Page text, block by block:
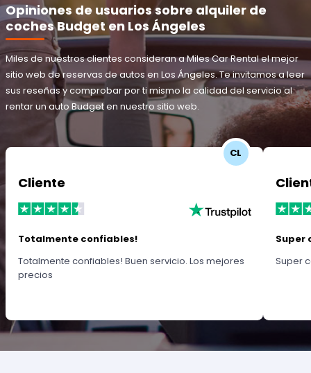
Opiniones de usuarios sobre alquiler de
coches Budget en Los Ángeles
Miles de nuestros clientes consideran a Miles Car Rental el mejor
sitio web de reservas de autos en Los Ángeles. Te invitamos a leer
sus reseñas y comprobar por ti mismo la calidad del servicio al
rentar un auto Budget en nuestro sitio web.
CL
Cliente
Totalmente confiables!
Totalmente confiables! Buen servicio. Los mejores
precios
Super
Super